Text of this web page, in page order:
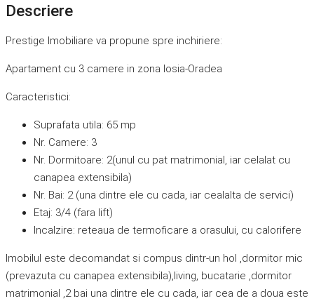
Descriere
Prestige Imobiliare va propune spre inchiriere:
Apartament cu 3 camere in zona Iosia-Oradea
Caracteristici:
Suprafata utila: 65 mp
Nr. Camere: 3
Nr. Dormitoare: 2(unul cu pat matrimonial, iar celalat cu
canapea extensibila)
Nr. Bai: 2 (una dintre ele cu cada, iar cealalta de servici)
Etaj: 3/4 (fara lift)
Incalzire: reteaua de termoficare a orasului, cu calorifere
Imobilul este decomandat si compus dintr-un hol ,dormitor mic
(prevazuta cu canapea extensibila),living, bucatarie ,dormitor
matrimonial ,2 bai una dintre ele cu cada, iar cea de a doua este